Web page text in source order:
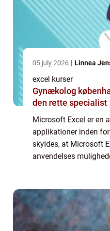
05 july 2026 Linnea
excel kurser
Gynækolog københavn sådan
den rette specialist
Microsoft Excel er en
applikationer inden
skyldes, at Microsoft
anvendelses